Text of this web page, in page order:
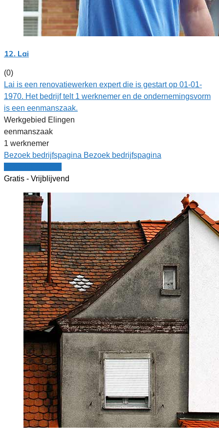
12. Lai
(0)
Lai is een renovatiewerken expert die is gestart op 01-01-
1970. Het bedrijf telt 1 werknemer en de ondernemingsvorm
is een eenmanszaak.
Werkgebied Elingen
eenmanszaak
1 werknemer
Bezoek bedrijfspagina Bezoek bedrijfspagina
Gratis - Vrijblijvend